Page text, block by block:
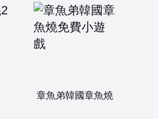
章魚弟韓國章魚燒